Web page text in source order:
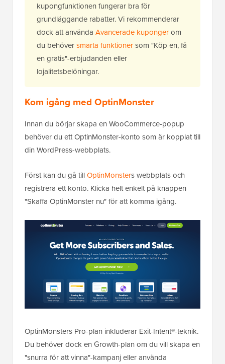
kupongfunktionen fungerar bra för
grundläggande rabatter. Vi rekommenderar
dock att använda Avancerade kupongerom
du behöversmarta funktionersom "Köp en, få
en gratis"-erbjudanden eller
lojalitetsbelöningar.
Kom igång med OptinMonster
Innan du börjar skapa en WooCommerce-popup
behöver du ett OptinMonster-konto som är kopplat till
din WordPress-webbplats.
Först kan du gå tillOptinMonsters webbplats och
registrera ett konto. Klicka helt enkelt på knappen
"Skaffa OptinMonster nu" för att komma igång.
OptinMonsters Pro-plan inkluderar Exit-Intent®-teknik.
Du behöver dock en Growth-plan om du vill skapa en
"snurra för att vinna"-kampanj eller använda